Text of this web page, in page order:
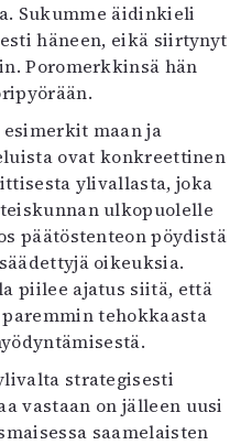
Sukumme äidinkieli
häneen, eikä siirtynyt
Poromerkkinsä hän
maan ja
ovat konkreettinen
ylivallasta, joka
ulkopuolelle
päätöstenteon pöydistä
oikeuksia.
piilee ajatus siitä, että
tehokkaasta
strategisesti
vastaan on jälleen uusi
saamelaisten